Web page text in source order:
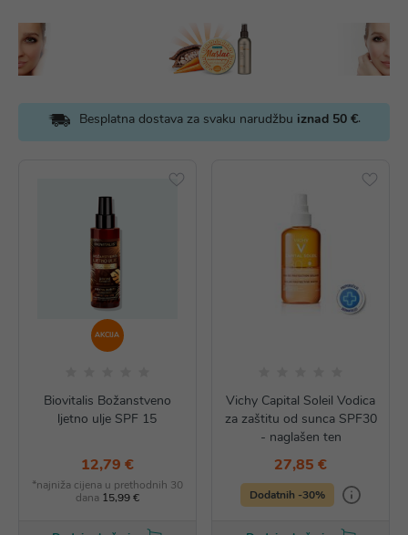
Besplatna dostava za svaku narudžbu iznad 50 €.
AKCIJA
Biovitalis Božanstveno
ljetno ulje SPF 15
12,79 €
*najniža cijena u prethodnih 30
dana 15,99 €
Vichy Capital Soleil Vodica
za zaštitu od sunca SPF30
- naglašen ten
27,85 €
Dodatnih -30%